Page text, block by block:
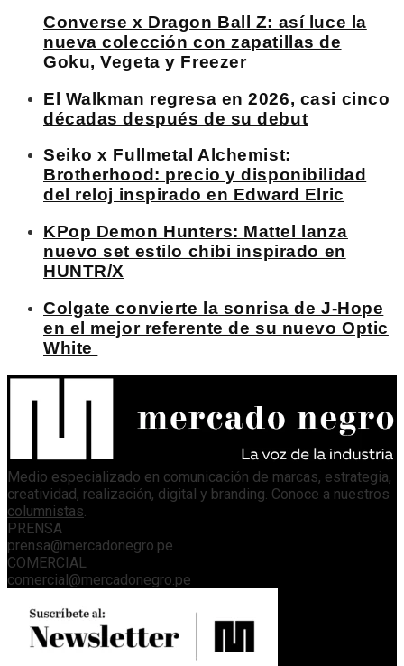
Converse x Dragon Ball Z: así luce la
nueva colección con zapatillas de
Goku, Vegeta y Freezer
El Walkman regresa en 2026, casi cinco
décadas después de su debut
Seiko x Fullmetal Alchemist:
Brotherhood: precio y disponibilidad
del reloj inspirado en Edward Elric
KPop Demon Hunters: Mattel lanza
nuevo set estilo chibi inspirado en
HUNTR/X
Colgate convierte la sonrisa de J-Hope
en el mejor referente de su nuevo Optic
White
Medio especializado en comunicación de marcas, estrategia,
creatividad, realización, digital y branding. Conoce a nuestros
columnistas
PRENSA
prensa@mercadonegro.pe
COMERCIAL
comercial@mercadonegro.pe